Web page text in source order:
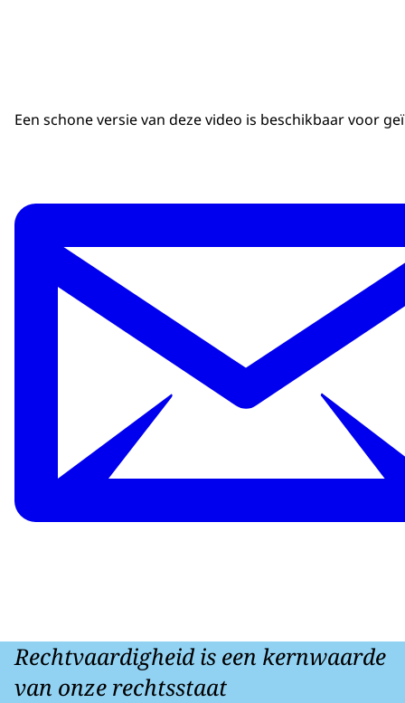
Een schone versie van deze video is beschikbaar voor
Rechtvaardigheid is een kernwaarde
van onze rechtsstaat